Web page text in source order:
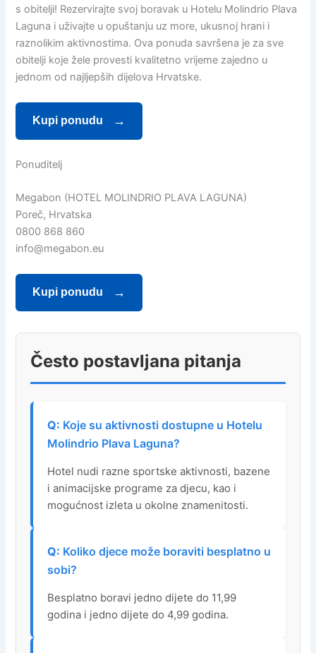
s obitelji! Rezervirajte svoj boravak u Hotelu Molindrio Plava
Laguna i uživajte u opuštanju uz more, ukusnoj hrani i
raznolikim aktivnostima. Ova ponuda savršena je za sve
obitelji koje žele provesti kvalitetno vrijeme zajedno u
jednom od najljepših dijelova Hrvatske.
Kupi ponudu
Ponuditelj
Megabon (HOTEL MOLINDRIO PLAVA LAGUNA)
Poreč, Hrvatska
0800 868 860
info@megabon.eu
Kupi ponudu
Često postavljana pitanja
Koje su aktivnosti dostupne u Hotelu
Molindrio Plava Laguna?
Hotel nudi razne sportske aktivnosti, bazene
i animacijske programe za djecu, kao i
mogućnost izleta u okolne znamenitosti.
Koliko djece može boraviti besplatno u
sobi?
Besplatno boravi jedno dijete do 11,99
godina i jedno dijete do 4,99 godina.